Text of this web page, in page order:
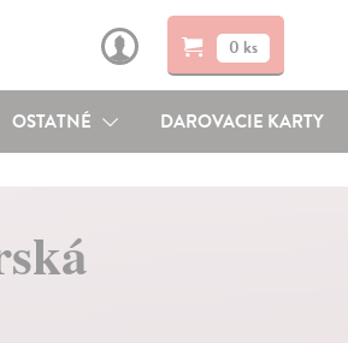
0 ks
OSTATNÉ DAROVACIE KARTY